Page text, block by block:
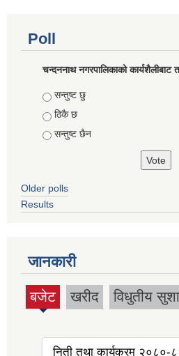
Poll
चन्दननाथ नगरपालिकाको
Choices
सन्तुष्ट छु
ठिकै छ
सन्तुष्ट छैन
Older polls
Results
जानकारी
बजेट
(active
खरीद विधुतीय
निती तथा कार्यक्रम २०८०-